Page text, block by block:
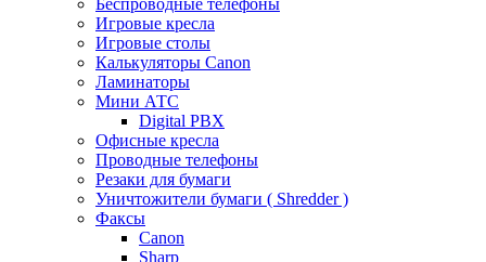
Беспроводные телефоны
Игровые кресла
Игровые столы
Калькуляторы Canon
Ламинаторы
Мини АТС
Digital PBX
Офисные кресла
Проводные телефоны
Резаки для бумаги
Уничтожители бумаги ( Shredder )
Факсы
Canon
Sharp